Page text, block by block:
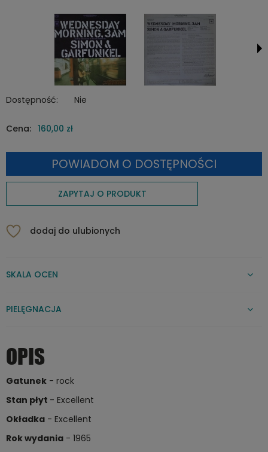
Dostępność: Nie
Cena: 160,00 zł
POWIADOM O DOSTĘPNOŚCI
ZAPYTAJ O PRODUKT
dodaj do ulubionych
SKALA OCEN
PIELĘGNACJA
OPIS
Gatunek - rock
Stan płyt - Excellent
Okładka - Excellent
Rok wydania - 1965